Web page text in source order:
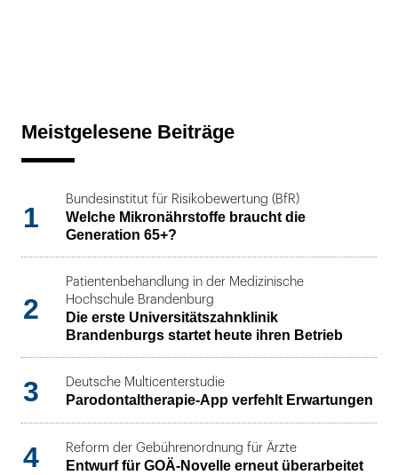
Meistgelesene Beiträge
1
Bundesinstitut für Risikobewertung (BfR)
Welche Mikronährstoffe braucht die
Generation 65+?
2
Patientenbehandlung in der Medizinische
Hochschule Brandenburg
Die erste Universitätszahnklinik
Brandenburgs startet heute ihren Betrieb
3 Deutsche Multicenterstudie
Parodontaltherapie-App verfehlt Erwartungen
4 Reform der Gebührenordnung für Ärzte
Entwurf für GOÄ-Novelle erneut überarbeitet